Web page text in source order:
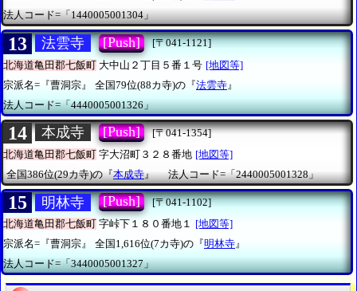
法人コード=「1440005001304」
13 法雲寺 [Push]
[〒041-1121]
北海道亀田郡七飯町 大中山２丁目５番１号 [地図等]
宗派名=『曹洞宗』
全国79位(88カ寺)の『法雲寺 』
法人コード=「4440005001326」
14 本成寺 [Push]
[〒041-1354]
北海道亀田郡七飯町 字大沼町３２８番地 [地図等]
全国386位(29カ寺)の『本成寺』 法人コード=「2440005001328」
15 明林寺 [Push]
[〒041-1102]
北海道亀田郡七飯町 字峠下１８０番地１ [地図等]
宗派名=『曹洞宗』
全国1,616位(7カ寺)の『明林寺』
法人コード=「3440005001327」